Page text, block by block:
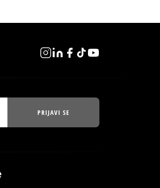
PRIJAVI SE